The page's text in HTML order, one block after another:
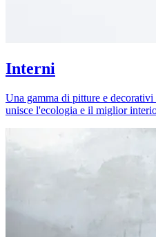
Interni
Una gamma di pitture e
unisce l'ecologia e il miglior